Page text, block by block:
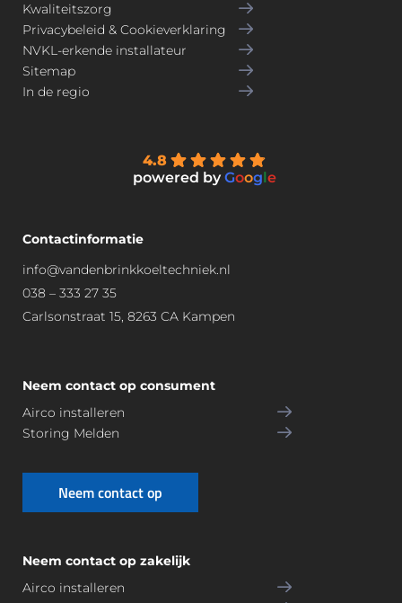
Kwaliteitszorg
Privacybeleid & Cookieverklaring
NVKL-erkende installateur
Sitemap
In de regio
4.8
powered by Google
Contactinformatie
info@vandenbrinkkoeltechniek.nl
038 – 333 27 35
Carlsonstraat 15, 8263 CA Kampen
Neem contact op consument
Airco installeren
Storing Melden
Neem contact op
Neem contact op zakelijk
Airco installeren